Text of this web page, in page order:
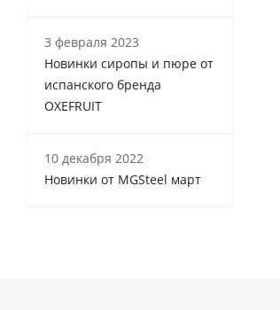
3 февраля 2023
Новинки сиропы и пюре от
испанского бренда
OXEFRUIT
10 декабря 2022
Новинки от MGSteel март